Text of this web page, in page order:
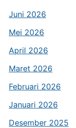
Juni 2026
Mei 2026
April 2026
Maret 2026
Februari 2026
Januari 2026
Desember 2025